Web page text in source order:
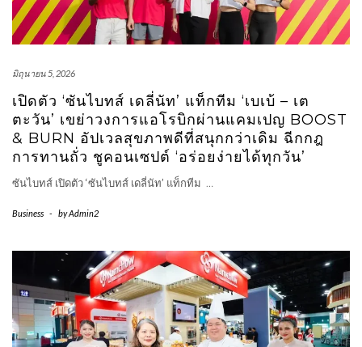
มิถุนายน 5, 2026
เปิดตัว ‘ซันไบทส์ เดลี่นัท’ แท็กทีม ‘เบเบ้ – เต
ตะวัน’ เขย่าวงการแอโรบิกผ่านแคมเปญ BOOST
& BURN อัปเวลสุขภาพดีที่สนุกกว่าเดิม ฉีกกฎ
การทานถั่ว ชูคอนเซปต์ ‘อร่อยง่ายได้ทุกวัน’
ซันไบทส์ เปิดตัว ‘ซันไบทส์ เดลี่นัท’ แท็กทีม …
Business - byAdmin2